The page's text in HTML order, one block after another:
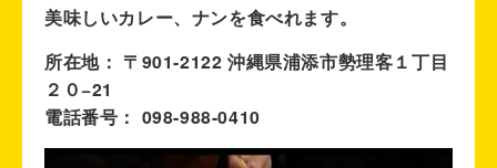
美味しいカレー、ナンを食べれます。
所在地： 〒901-2122 沖縄県浦添市勢理客１丁目
２０−21
電話番号： 098-988-0410